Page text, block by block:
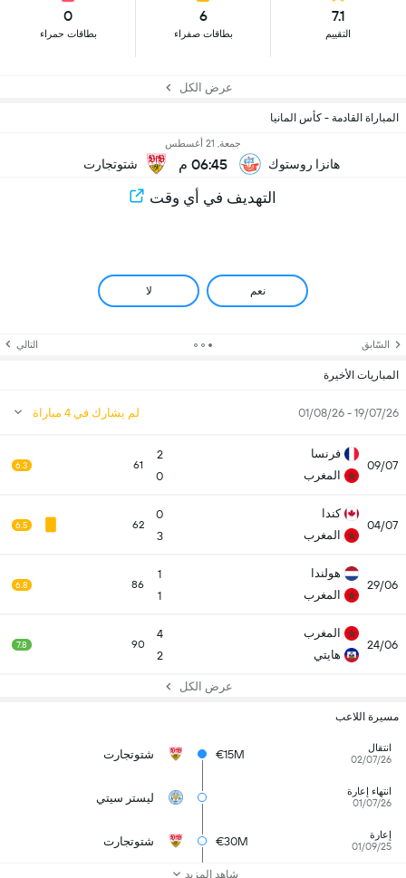
7.1
التقييم
6
بطاقات صفراء
0
بطاقات حمراء
عرض الكل
المباراة القادمة - كأس المانيا
هانزا روستوك
جمعة, 21 أغسطس
06:45 م شتوتجارت
التهديف في أي وقت
نعم لا
السّابق التالي
المباريات الأخيرة
19/07/26 - 01/08/26 لم يشارك في 4 مباراة
09/07
فرنسا
المغرب
2
0
61
6.3
04/07
كندا
المغرب
0
3
62
6.5
29/06
هولندا
المغرب
1
1
86
6.8
24/06
المغرب
هايتي
4
2
90
7.8
عرض الكل
مسيرة اللاعب
انتقال
02/07/26
€15M شتوتجارت
انتهاء إعارة
01/07/26
ليستر سيتي
إعارة
01/09/25
€30M شتوتجارت
شاهد المزيد